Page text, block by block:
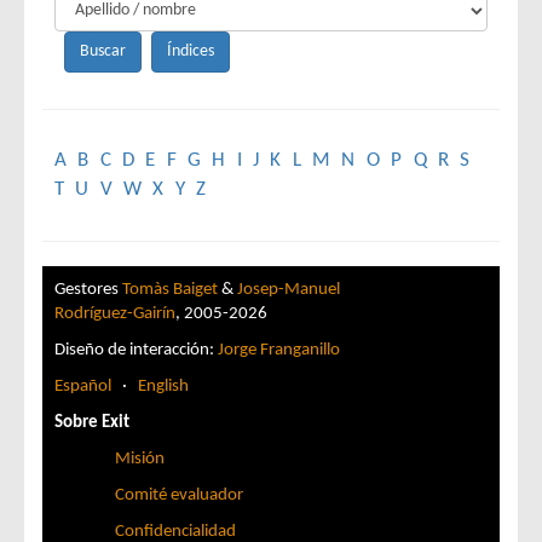
A B C D E F G H J K L M N O P Q R S
T U V W X Y Z
Gestores Tomàs Baiget & Josep-Manuel
Rodríguez-Gairín, 2005-2026
Diseño de interacción: Jorge Franganillo
Español · English
Sobre Exit
Misión
Comité evaluador
Confidencialidad